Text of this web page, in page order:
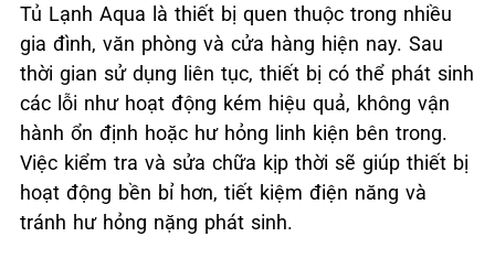
Tủ Lạnh Aqua là thiết bị quen thuộc trong nhiều
gia đình, văn phòng và cửa hàng hiện nay. Sau
thời gian sử dụng liên tục, thiết bị có thể phát sinh
các lỗi như hoạt động kém hiệu quả, không vận
hành ổn định hoặc hư hỏng linh kiện bên trong.
Việc kiểm tra và sửa chữa kịp thời sẽ giúp thiết bị
hoạt động bền bỉ hơn, tiết kiệm điện năng và
tránh hư hỏng nặng phát sinh.